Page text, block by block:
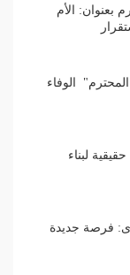
بعنوان: الأم
المحترم" الوفاء
2026: فرصة حقيقية لبناء
فرصة جديدة